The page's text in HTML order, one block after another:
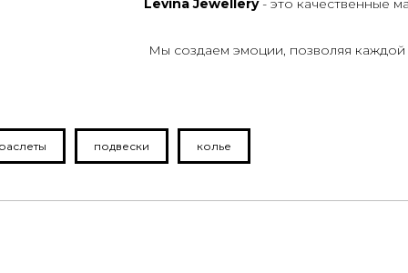
Levina Jewellery- это качественные
Мы создаем эмоции, позволяя
подвески колье